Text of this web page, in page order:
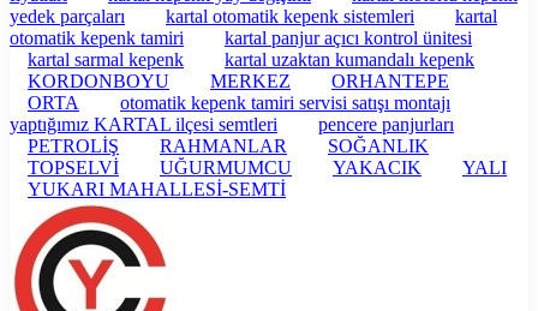
yedek parçaları
kartal otomatik kepenk sistemleri
kartal
otomatik kepenk tamiri
kartal panjur açıcı kontrol ünitesi
kartal sarmal kepenk
kartal uzaktan kumandalı kepenk
KORDONBOYU
MERKEZ
ORHANTEPE
ORTA
otomatik kepenk tamiri servisi satışı montajı
yaptığımız KARTAL ilçesi semtleri
pencere panjurları
PETROLİŞ
RAHMANLAR
SOĞANLIK
TOPSELVİ
UĞURMUMCU YAKACIK
YALI
YUKARI MAHALLESİ-SEMTİ